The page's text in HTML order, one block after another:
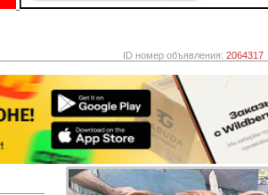
ID номер объявления: 2064317